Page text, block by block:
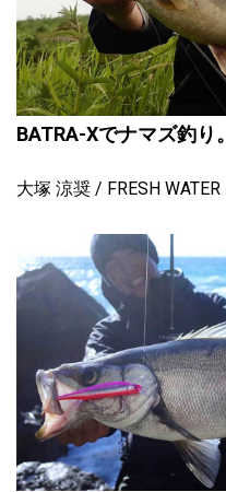
BATRA-Xでナマズ釣り。
大塚 涼奨 FRESH WATER